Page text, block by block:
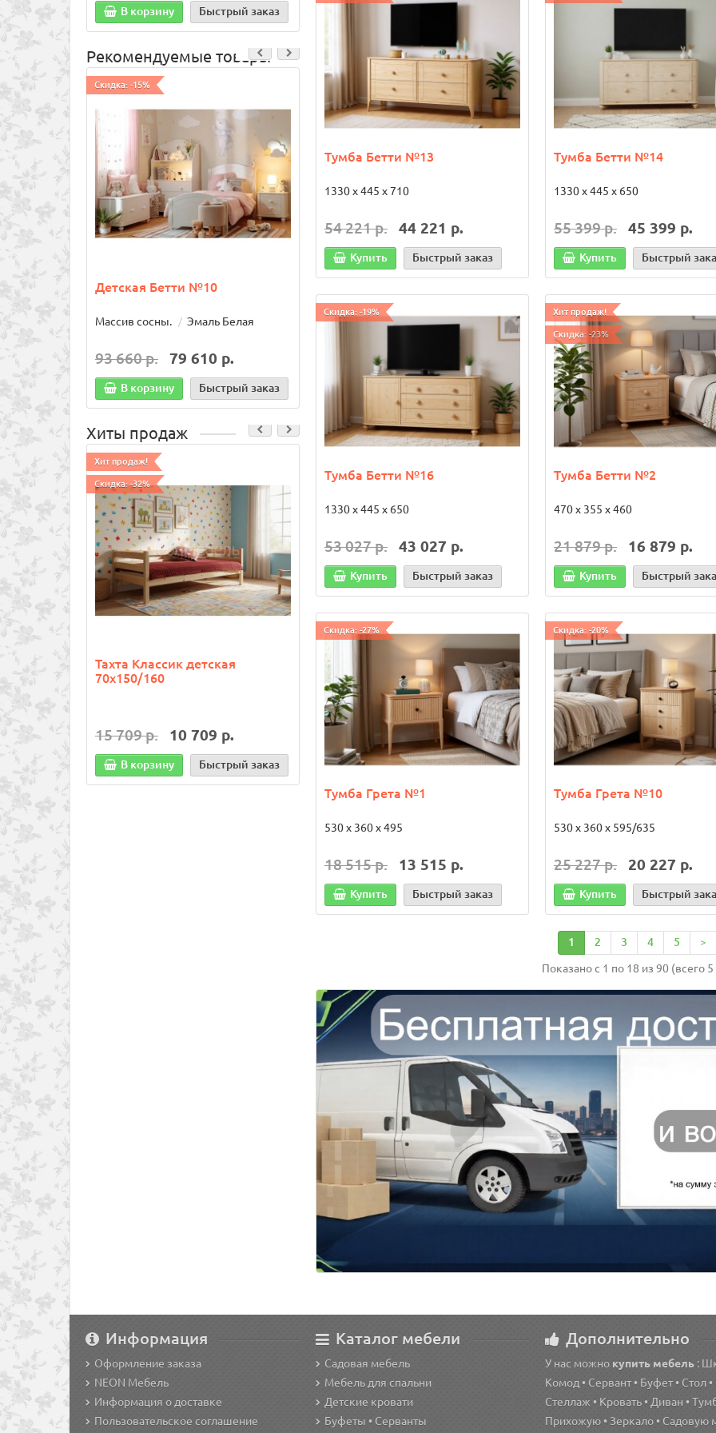
В корзину Быстрый заказ Быстрый заказ В корзину Быстрый
Рекомендуемые товары
Скидка: -15%
Детская Бетти №10
Массив сосны. Эмаль Белая
93 660 р. 79 610 р.
В корзину Быстрый заказ
Скидка: -15%
Массив сосны
Слоновая кость/
85 490 р.
Быстрый заказ
Массив сосны. Белая/
119 760 р. 101 790 р.
В корзину Быстрый
Хиты продаж
Хит продаж!
Скидка: -32%
Тахта Классик детская
70х150/160
15 709 р. 10 709 р.
В корзину Быстрый заказ
Ящик малый 2 шт.
В корзину Быстрый заказ
Бортик для кровати
изогнутый
960 х 45 х 350/400
2 550 р.
В корзину Быстрый
Тумба Бетти №13
1330 х 445 х 710
54 221 р. 44 221 р.
Купить Быстрый заказ
Тумба Бетти №14
1330 х 445 х 650
55 399 р. 45 399 р.
Купить Быстрый
Скидка: -19%
Тумба Бетти №16
1330 х 445 х 650
53 027 р. 43 027 р.
Купить Быстрый заказ
Хит продаж!
Скидка: -23%
Тумба Бетти №2
470 х 355 х 460
21 879 р. 16 879 р.
Купить Быстрый
Скидка: -27%
Тумба Грета №1
530 х 360 х 495
18 515 р. 13 515 р.
Купить Быстрый заказ
Скидка: -20%
Тумба Грета №10
530 х 360 х 595/635
25 227 р. 20 227 р.
Купить Быстрый
1 2 3 4 5 >
Показано с 1 по 18 из 90 (всего 5
Информация
Оформление заказа
NEON Мебель
Информация о доставке
Пользовательское соглашение
Каталог мебели
Садовая мебель
Мебель для спальни
Детские кровати
Буфеты • Серванты
Дополнительно
У нас можно купить мебель :
Комод • Сервант • Буфет • Стол •
Стеллаж • Кровать • Диван •
Прихожую • Зеркало • Садовую